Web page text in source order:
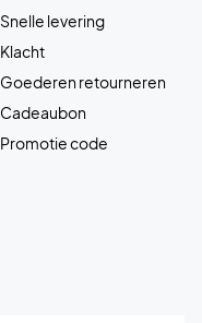
Snelle levering
Klacht
Goederen retourneren
Cadeaubon
Promotie code